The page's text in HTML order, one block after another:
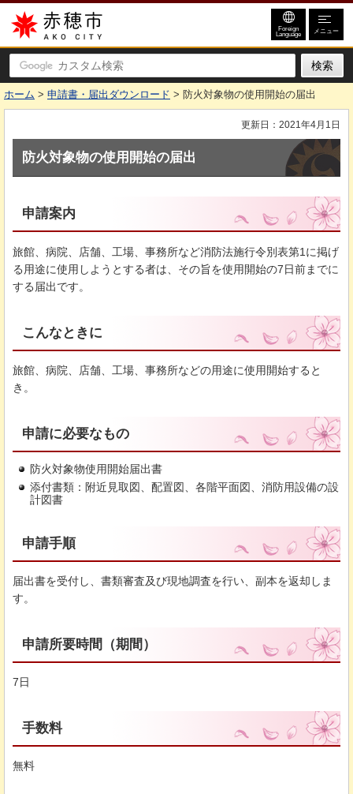
赤穂市
Foreign
Language メニュー
ホーム > 申請書・届出ダウンロード > 防火対象物の使用開始の届出
更新日：2021年4月1日
防火対象物の使用開始の届出
申請案内
旅館、病院、店舗、工場、事務所など消防法施行令別表第1に掲げ
る用途に使用しようとする者は、その旨を使用開始の7日前までに
する届出です。
こんなときに
旅館、病院、店舗、工場、事務所などの用途に使用開始すると
き。
申請に必要なもの
防火対象物使用開始届出書
添付書類：附近見取図、配置図、各階平面図、消防用設備の設
計図書
申請手順
届出書を受付し、書類審査及び現地調査を行い、副本を返却しま
す。
申請所要時間（期間）
7日
手数料
無料